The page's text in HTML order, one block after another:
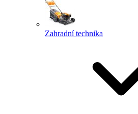
Zahradní technika